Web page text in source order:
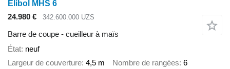
Elibol MHS 6
24.980 €
342.600.000 UZS
Barre de coupe - cueilleur à maïs
État neuf
Largeur de couverture 4,5 m Nombre de rangées 6